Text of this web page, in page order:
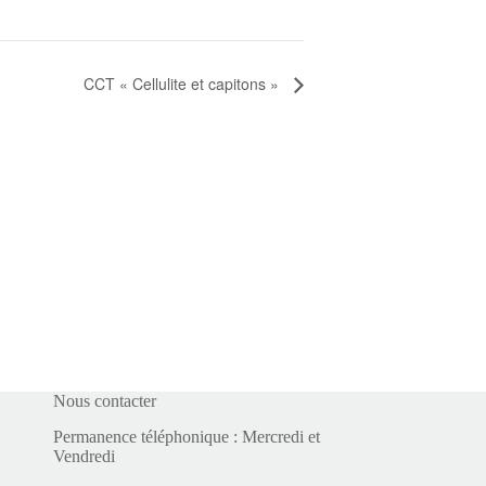
CCT « Cellulite et capitons »
Nous contacter
Permanence téléphonique : Mercredi et
Vendredi